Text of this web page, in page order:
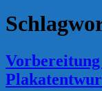
Vorbereitung